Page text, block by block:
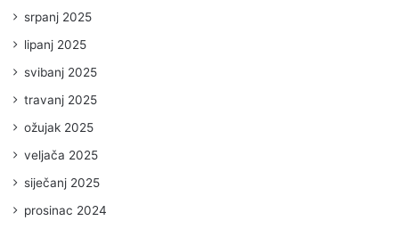
srpanj 2025
lipanj 2025
svibanj 2025
travanj 2025
ožujak 2025
veljača 2025
siječanj 2025
prosinac 2024